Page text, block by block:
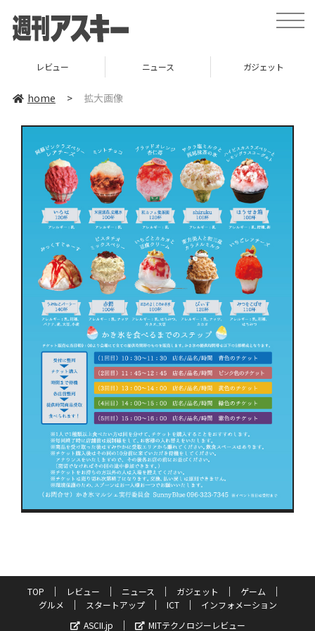
toggle
レビュー ニュース ガジェット
home > 拡大画像
TOP レビュー ニュース ガジェット
ゲーム
グルメ
スタートアップ ICT
インフォメーション
ASCII.jp
MITテクノロジーレビュー